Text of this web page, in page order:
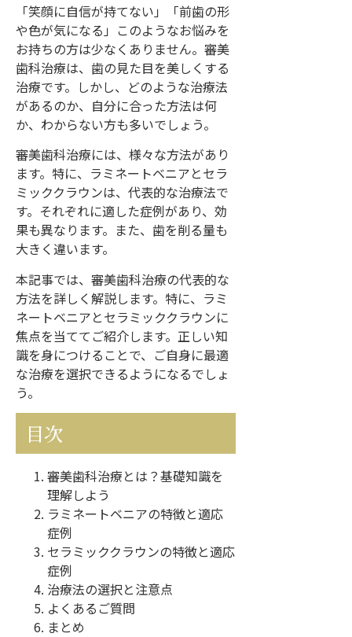
「笑顔に自信が持てない」「前歯の形
や色が気になる」このようなお悩みを
お持ちの方は少なくありません。審美
歯科治療は、歯の見た目を美しくする
治療です。しかし、どのような治療法
があるのか、自分に合った方法は何
か、わからない方も多いでしょう。
審美歯科治療には、様々な方法があり
ます。特に、ラミネートベニアとセラ
ミッククラウンは、代表的な治療法で
す。それぞれに適した症例があり、効
果も異なります。また、歯を削る量も
大きく違います。
本記事では、審美歯科治療の代表的な
方法を詳しく解説します。特に、ラミ
ネートベニアとセラミッククラウンに
焦点を当ててご紹介します。正しい知
識を身につけることで、ご自身に最適
な治療を選択できるようになるでしょ
う。
目次
審美歯科治療とは？基礎知識を
理解しよう
ラミネートベニアの特徴と適応
症例
セラミッククラウンの特徴と適応
症例
治療法の選択と注意点
よくあるご質問
まとめ